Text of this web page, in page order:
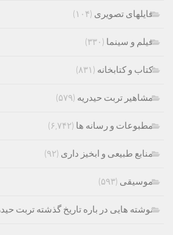
فایلهای تصویری (۱۰۴)
فیلم و سینما (۳۳۰)
کتاب و کتابخانه (۸۳۱)
مشاهیر تربت حیدریه (۵۷۹)
مطبوعات و رسانه ها (۶,۷۴۲)
منابع طبیعی و ابخیز داری (۹۲)
موسیقی (۵۹۳)
نوشته هایی در باره تاریخ گذشته تربت